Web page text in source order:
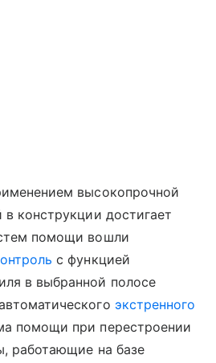
высокопрочной
конструкции достигает
помощи вошли
с функцией
в выбранной полосе
экстренного
помощи при перестроении
работающие на базе